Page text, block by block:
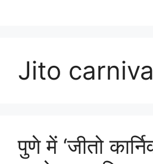
Jito
पुणे में ‘जीतो